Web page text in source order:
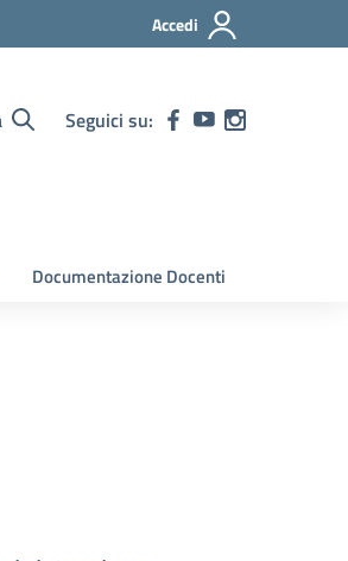
Accedi
Seguici su:
Documentazione Docenti